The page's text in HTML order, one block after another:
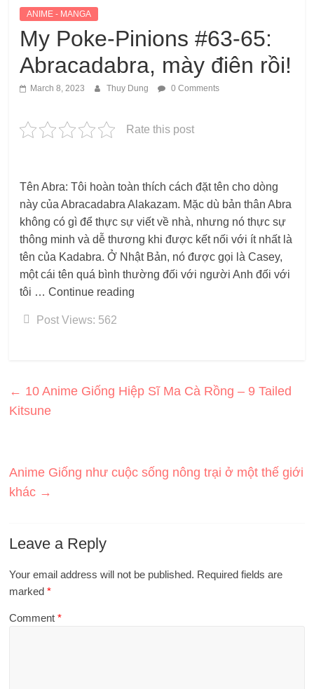
ANIME - MANGA
My Poke-Pinions #63-65:
Abracadabra, mày điên rồi!
March 8, 2023 Thuy Dung 0 Comments
Rate this post
Tên Abra: Tôi hoàn toàn thích cách đặt tên cho dòng
này của Abracadabra Alakazam. Mặc dù bản thân Abra
không có gì để thực sự viết về nhà, nhưng nó thực sự
thông minh và dễ thương khi được kết nối với ít nhất là
tên của Kadabra. Ở Nhật Bản, nó được gọi là Casey,
một cái tên quá bình thường đối với người Anh đối với
tôi … Continue reading
Post Views: 562
← 10 Anime Giống Hiệp Sĩ Ma Cà Rồng – 9 Tailed
Kitsune
Anime Giống như cuộc sống nông trại ở một thế giới
khác →
Leave a Reply
Your email address will not be published. Required fields are
marked*
Comment*